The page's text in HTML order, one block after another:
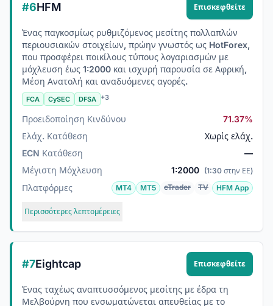
#6HFM Επισκεφθείτε
Ένας παγκοσμίως ρυθμιζόμενος μεσίτης πολλαπλών
περιουσιακών στοιχείων, πρώην γνωστός ως HotForex,
που προσφέρει ποικίλους τύπους λογαριασμών με
μόχλευση έως 1:2000 και ισχυρή παρουσία σε Αφρική,
Μέση Ανατολή και αναδυόμενες αγορές.
FCA CySEC DFSA +3
Προειδοποίηση Κινδύνου
71.37%
Ελάχ. Κατάθεση
Χωρίς ελάχ.
ECN Κατάθεση
—
Μέγιστη Μόχλευση
1:2000 (1:30 στην ΕΕ)
Πλατφόρμες MT4 MT5 cTrader TV HFM App
Περισσότερες λεπτομέρειες
#7Eightcap Επισκεφθείτε
Ένας ταχέως αναπτυσσόμενος μεσίτης με έδρα τη
Μελβούρνη που ενσωματώνεται απευθείας με το